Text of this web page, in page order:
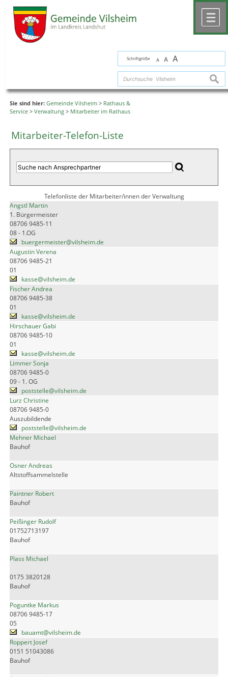
Schriftgröße A A A
Sie sind hier: Gemeinde Vilsheim > Rathaus &
Service > Verwaltung > Mitarbeiter im Rathaus
Mitarbeiter-Telefon-Liste
Telefonliste der Mitarbeiter/innen der Verwaltung
Angstl Martin
1. Bürgermeister
08706 9485-11
08 - 1.OG
buergermeister@vilsheim.de
Augustin Verena
08706 9485-21
01
kasse@vilsheim.de
Fischer Andrea
08706 9485-38
01
kasse@vilsheim.de
Hirschauer Gabi
08706 9485-10
01
kasse@vilsheim.de
Limmer Sonja
08706 9485-0
09 - 1. OG
poststelle@vilsheim.de
Lurz Christine
08706 9485-0
Auszubildende
poststelle@vilsheim.de
Mehner Michael
Bauhof
Osner Andreas
Altstoffsammelstelle
Paintner Robert
Bauhof
Peißinger Rudolf
01752713197
Bauhof
Plass Michael
0175 3820128
Bauhof
Poguntke Markus
08706 9485-17
05
bauamt@vilsheim.de
Roppert Josef
0151 51043086
Bauhof